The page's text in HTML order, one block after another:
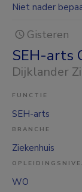
Niet nader
Gisteren
SEH-arts
Dijklander
FUNCTIE
SEH-arts
BRANCHE
Ziekenhuis
WO